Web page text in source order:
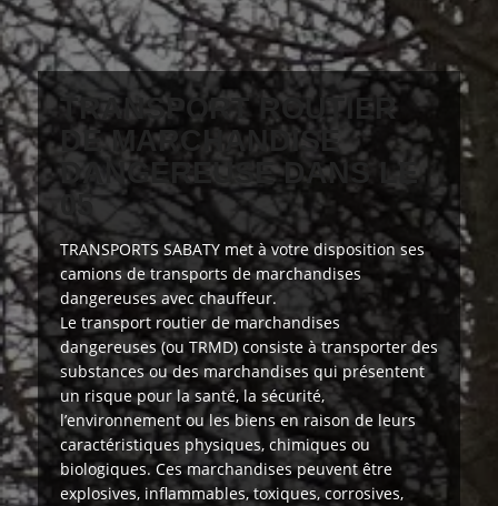
TRANSPORT ROUTIER
DE MARCHANDISE
DANGEREUSE DANS LE
05
TRANSPORTS SABATY met à votre dispositionses
camions de transports de marchandises
dangereuses avec chauffeur.
Le transport routier de marchandises
dangereuses (ou TRMD) consiste à transporter des
substances ou des marchandises qui présentent
un risque pour la santé, la sécurité,
l’environnement ou les biens en raison de leurs
caractéristiques physiques, chimiques ou
biologiques. Ces marchandises peuvent être
explosives, inflammables, toxiques, corrosives,